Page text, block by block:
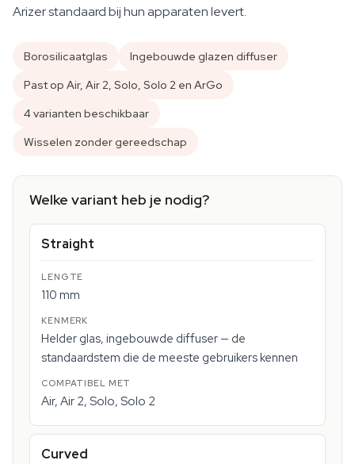
Arizer standaard bij hun apparaten levert.
Borosilicaatglas
Ingebouwde glazen diffuser
Past op Air, Air 2, Solo, Solo 2 en ArGo
4 varianten beschikbaar
Wisselen zonder gereedschap
Welke variant heb je nodig?
Straight
110 mm
Helder glas, ingebouwde diffuser — de
standaardstem die de meeste gebruikers kennen
Air, Air 2, Solo, Solo 2
Curved